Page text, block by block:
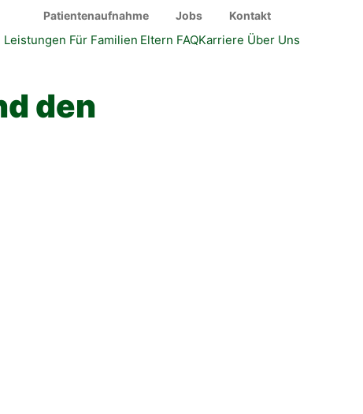
Patientenaufnahme Jobs Kontakt
Leistungen Für Familien Eltern FAQKarriere Über Uns
den